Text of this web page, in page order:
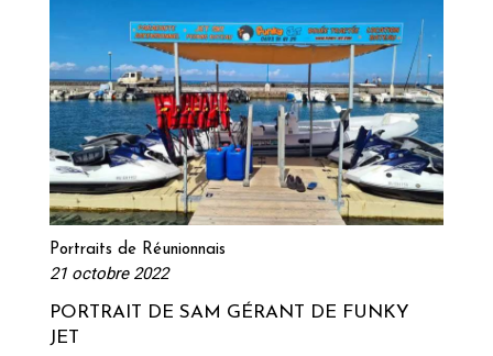
Lire la suite
Portraits de Réunionnais
21 octobre 2022
PORTRAIT DE SAM GÉRANT DE FUNKY
JET